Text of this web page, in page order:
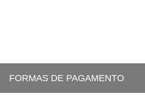
FORMAS DE PAGAMENTO